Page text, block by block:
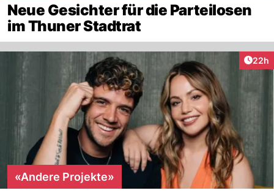
Neue Gesichter für die Parteilosen
im Thuner Stadtrat
22h
«Andere Projekte»